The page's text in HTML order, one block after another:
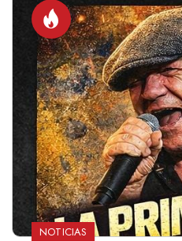
NOTICIAS